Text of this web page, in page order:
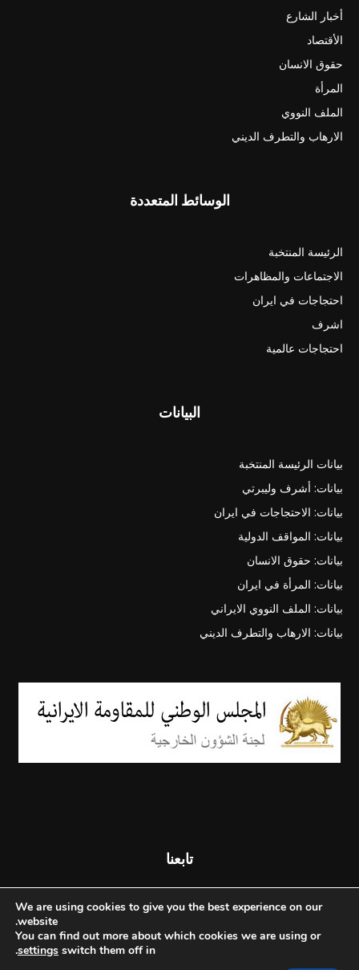
أخبار الشارع
الأقتصاد
حقوق الانسان
المرأة
الملف النووي
الارهاب والتطرف الديني
الوسائط المتعددة
الرئيسة المنتخبة
الاجتماعات والمظاهرات
احتجاجات في ايران
اشرف
احتجاجات عالمية
البيانات
بيانات الرئيسة المنتخبة
بيانات: أشرف وليبرتي
بيانات: الاحتجاجات في ايران
بيانات: المواقف الدولية
بيانات: حقوق الانسان
بيانات: المرأة في ايران
بيانات: الملف النووي الايراني
بيانات: الارهاب والتطرف الديني
تابعنا
We are using cookies to give you the best experience on our
website.
You can find out more about which cookies we are using or
switch them off in
settings
.